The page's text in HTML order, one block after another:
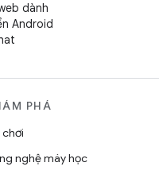
dành
Android
PHÁ
chơi
nghệ máy học